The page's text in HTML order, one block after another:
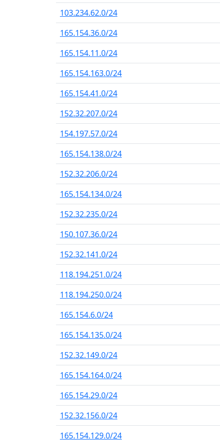
103.234.62.0/24
165.154.36.0/24
165.154.11.0/24
165.154.163.0/24
165.154.41.0/24
152.32.207.0/24
154.197.57.0/24
165.154.138.0/24
152.32.206.0/24
165.154.134.0/24
152.32.235.0/24
150.107.36.0/24
152.32.141.0/24
118.194.251.0/24
118.194.250.0/24
165.154.6.0/24
165.154.135.0/24
152.32.149.0/24
165.154.164.0/24
165.154.29.0/24
152.32.156.0/24
165.154.129.0/24